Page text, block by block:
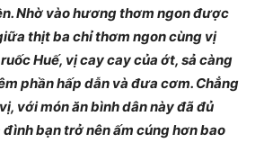
Nhờ vào hương thơm ngon được
thịt ba chỉ thơm ngon cùng vị
Huế, vị cay cay của ớt, sả càng
phần hấp dẫn và đưa cơm. Chẳng
với món ăn bình dân này đã đủ
bạn trở nên ấm cúng hơn bao